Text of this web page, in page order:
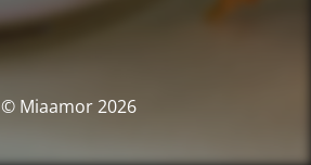
© Miaamor 2026